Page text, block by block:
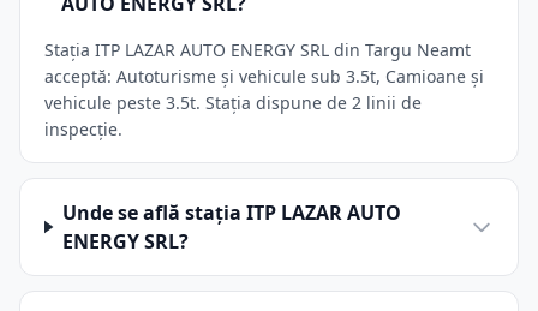
Stația ITP LAZAR AUTO ENERGY SRL din Targu Neamt
acceptă: Autoturisme și vehicule sub 3.5t, Camioane și
vehicule peste 3.5t. Stația dispune de 2 linii de
inspecție.
Unde se află stația ITP LAZAR AUTO
ENERGY SRL?